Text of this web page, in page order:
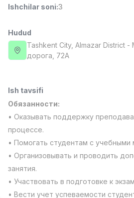
Sotuv menejeri
PROFI MANY
Full time job
Ish joyidan
LES AILES
3,000,000 - 10,000,000 sum
NAVBAHOR APTEKA
Full time job
Ish joyidan
Sotuv bo'yicha agent
Kelishiladi
Ishchilar soni:3
Hudud
Tashkent City, Almazar District -
дорога, 72А
Ish tavsifi
Обязанности:
• Оказывать поддержку
процессе.
• Помогать студентам с учебными
• Организовывать и проводить
занятия.
• Участвовать в подготовке к
• Вести учет успеваемости
Vakansiyalar Sohalar